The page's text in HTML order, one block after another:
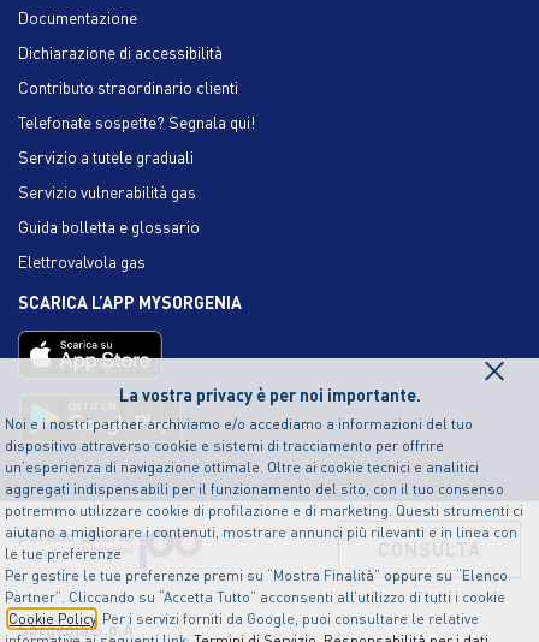
La vostra privacy è per noi importante.
Noi e i nostri partner archiviamo e/o accediamo a informazioni del tuo
dispositivo attraverso cookie e sistemi di tracciamento per offrire
un’esperienza di navigazione ottimale. Oltre ai cookie tecnici e analitici
aggregati indispensabili per il funzionamento del sito, con il tuo consenso
potremmo utilizzare cookie di profilazione e di marketing. Questi strumenti ci
aiutano a migliorare i contenuti, mostrare annunci più rilevanti e in linea con
le tue preferenze
Per gestire le tue preferenze premi su “Mostra Finalità” oppure su “Elenco
Partner”. Cliccando su “Accetta Tutto” acconsenti all’utilizzo di tutti i cookie
Cookie Policy. Per i servizi forniti da Google, puoi consultare le relative
×
Documentazione
Dichiarazione di accessibilità
Contributo straordinario clienti
Telefonate sospette? Segnala qui!
Servizio a tutele graduali
Servizio vulnerabilità gas
Guida bolletta e glossario
Elettrovalvola gas
SCARICA L’APP MYSORGENIA
Sorgenia S.p.A